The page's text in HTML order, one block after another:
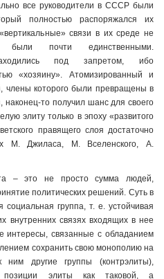
все руководители в СССР были
полностью распоряжался их
связи в их среде не
почти единственными.
под запретом, ибо
«хозяину». Атомизированный и
члены которого были превращены в
то получил шанс для своего
элиту только в эпоху «развитого
правящего слоя достаточно
М. Джиласа, М. Вселенского, А.
– это не просто сумма людей,
политических решений. Суть в
группа, т. е. устойчивая
внутренних связях входящих в нее
интересы, связанные с обладанием
сохранить свою монополию на
другие группы (контрэлиты),
позиции элиты как таковой, а